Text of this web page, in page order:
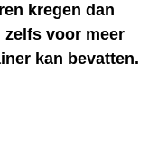
kregen dan
zelfs voor meer
kan bevatten.